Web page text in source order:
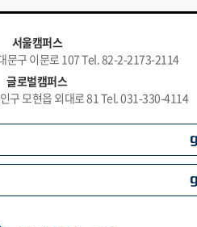
서울캠퍼스
문구 이문로 107 Tel. 82-2-2173-2114
글로벌캠퍼스
구 모현읍 외대로 81 Tel. 031-330-4114